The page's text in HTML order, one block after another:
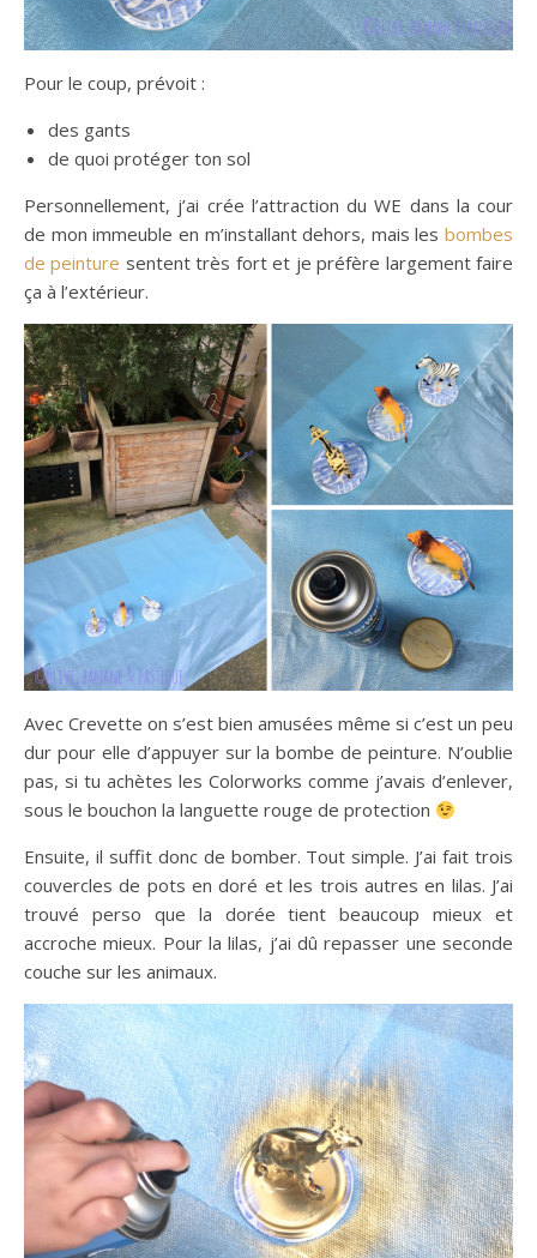
Pour le coup, prévoit :
des gants
de quoi protéger ton sol
Personnellement, j’ai crée l’attraction du WE dans la cour
de mon immeuble en m’installant dehors, mais les bombes
de peinture sentent très fort et je préfère largement faire
ça à l’extérieur.
Avec Crevette on s’est bien amusées même si c’est un peu
dur pour elle d’appuyer sur la bombe de peinture. N’oublie
pas, si tu achètes les Colorworks comme j’avais d’enlever,
sous le bouchon la languette rouge de protection
Ensuite, il suffit donc de bomber. Tout simple. J’ai fait trois
couvercles de pots en doré et les trois autres en lilas. J’ai
trouvé perso que la dorée tient beaucoup mieux et
accroche mieux. Pour la lilas, j’ai dû repasser une seconde
couche sur les animaux.